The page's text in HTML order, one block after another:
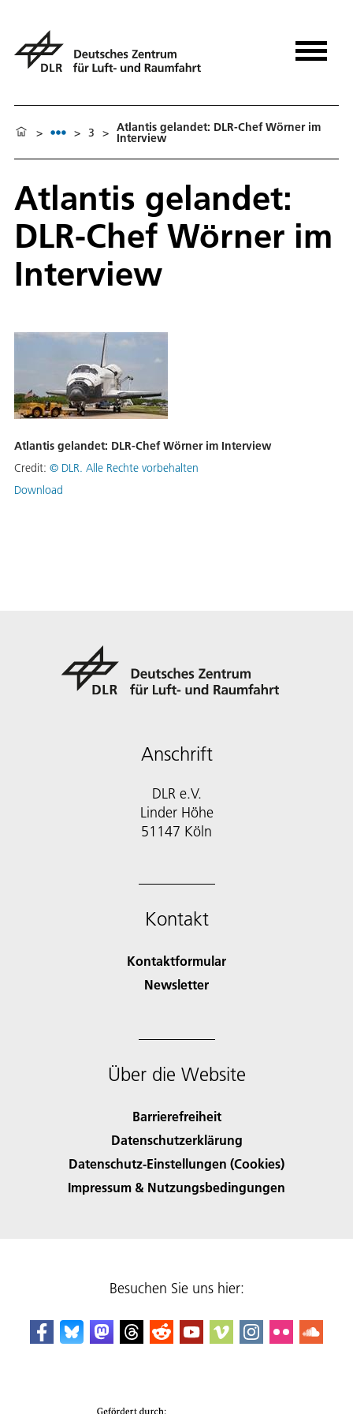
> > 3 > Atlantis gelandet: DLR-Chef Wörner im
Interview
Atlantis gelandet:
DLR-Chef Wörner im
Interview
Atlantis gelandet: DLR-Chef Wörner im Interview
Credit: © DLR. Alle Rechte vorbehalten
Download
Anschrift
DLR e.V.
Linder Höhe
51147 Köln
Kontakt
Kontaktformular
Newsletter
Über die Website
Barrierefreiheit
Datenschutzerklärung
Datenschutz-Einstellungen (Cookies)
Impressum & Nutzungsbedingungen
Besuchen Sie uns hier: